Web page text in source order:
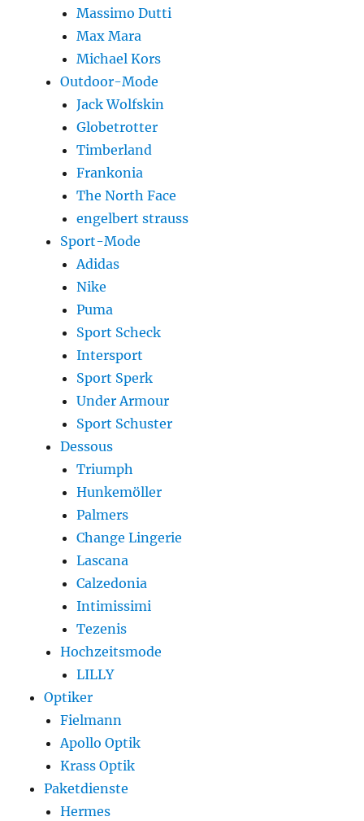
Massimo Dutti
Max Mara
Michael Kors
Outdoor-Mode
Jack Wolfskin
Globetrotter
Timberland
Frankonia
The North Face
engelbert strauss
Sport-Mode
Adidas
Nike
Puma
Sport Scheck
Intersport
Sport Sperk
Under Armour
Sport Schuster
Dessous
Triumph
Hunkemöller
Palmers
Change Lingerie
Lascana
Calzedonia
Intimissimi
Tezenis
Hochzeitsmode
LILLY
Optiker
Fielmann
Apollo Optik
Krass Optik
Paketdienste
Hermes